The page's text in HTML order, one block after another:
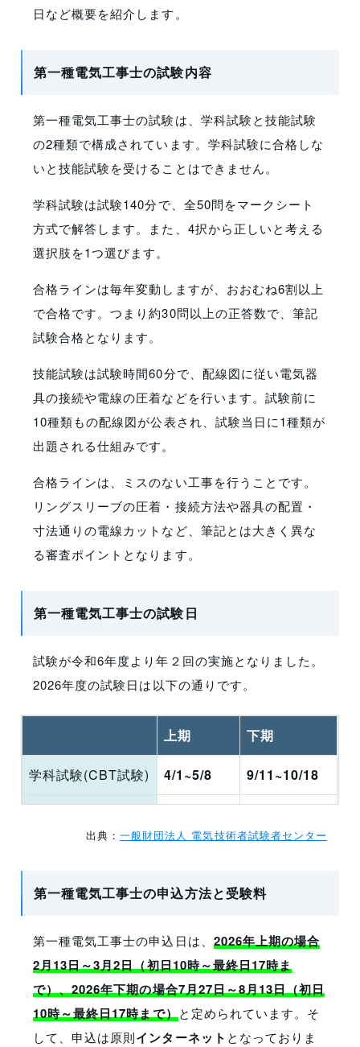
日など概要を紹介します。
第一種電気工事士の試験内容
第一種電気工事士の試験は、学科試験と技能試験
の2種類で構成されています。学科試験に合格しな
いと技能試験を受けることはできません。
学科試験は試験140分で、全50問をマークシート
方式で解答します。また、4択から正しいと考える
選択肢を1つ選びます。
合格ラインは毎年変動しますが、おおむね6割以上
で合格です。つまり約30問以上の正答数で、筆記
試験合格となります。
技能試験は試験時間60分で、配線図に従い電気器
具の接続や電線の圧着などを行います。試験前に
10種類もの配線図が公表され、試験当日に1種類が
出題される仕組みです。
合格ラインは、ミスのない工事を行うことです。
リングスリーブの圧着・接続方法や器具の配置・
寸法通りの電線カットなど、筆記とは大きく異な
る審査ポイントとなります。
第一種電気工事士の試験日
試験が令和6年度より年２回の実施となりました。
2026年度の試験日は以下の通りです。
上期 下期
学科試験(CBT試験) 4/1~5/8 9/11~10/18
出典：一般財団法人 電気技術者試験者センター
第一種電気工事士の申込方法と受験料
第一種電気工事士の申込日は、 2026年上期の場合
2月13日～3月2日（初日10時～最終日17時ま
で）、2026年下期の場合7月27日～8月13日（初日
10時～最終日17時まで）と定められています。そ
して、申込は原則インターネット となっておりま